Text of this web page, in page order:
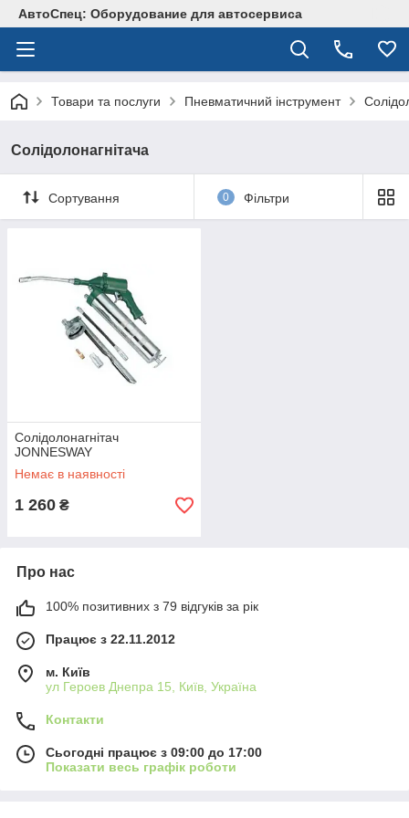
АвтоСпец: Оборудование для автосервиса
Товари та послуги Пневматичний інструмент
Солідолонагнітача
Сортування 0 Фільтри
Солідолонагнітач
JONNESWAY
Немає в наявності
1 260 ₴
Про нас
100% позитивних з 79 відгуків за рік
Працює з 22.11.2012
м. Київ
ул Героев Днепра 15, Київ, Україна
Контакти
Сьогодні працює з 09:00 до 17:00
Показати весь графік роботи